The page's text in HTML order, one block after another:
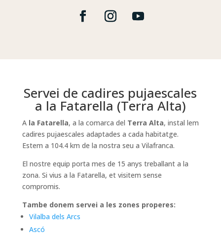
Servei de cadires pujaescales
a la Fatarella (Terra Alta)
A la Fatarella, a la comarca del Terra Alta, instal lem
cadires pujaescales adaptades a cada habitatge.
Estem a 104.4 km de la nostra seu a Vilafranca.
El nostre equip porta mes de 15 anys treballant a la
zona. Si vius a la Fatarella, et visitem sense
compromis.
Tambe donem servei a les zones properes:
Vilalba dels Arcs
Ascó